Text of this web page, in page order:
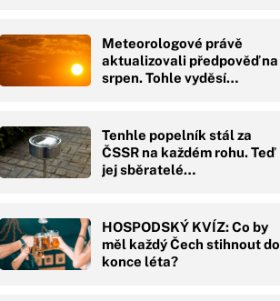
Meteorologové právě
aktualizovali předpověď na
srpen. Tohle vyděsí…
Tenhle popelník stál za
ČSSR na každém rohu. Teď
jej sběratelé…
HOSPODSKÝ KVÍZ: Co by
měl každý Čech stihnout do
konce léta?